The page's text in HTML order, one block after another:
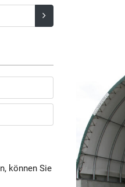
können Sie